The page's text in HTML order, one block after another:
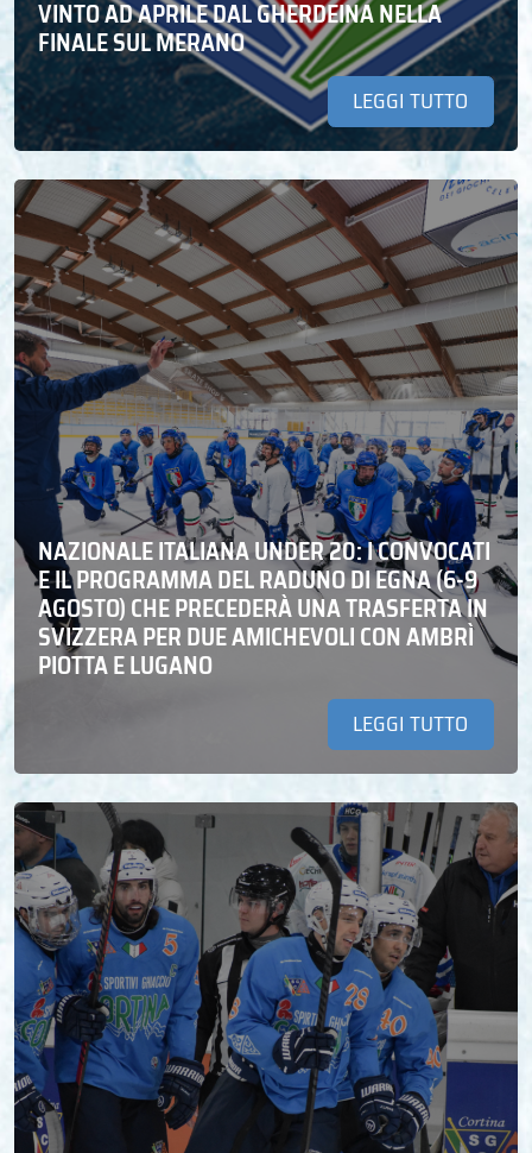
VINTO AD APRILE DAL GHERDEINA NELLA
FINALE SUL MERANO
LEGGI TUTTO
NAZIONALE ITALIANA UNDER 20: I CONVOCATI
E IL PROGRAMMA DEL RADUNO DI EGNA (6-9
AGOSTO) CHE PRECEDERÀ UNA TRASFERTA IN
SVIZZERA PER DUE AMICHEVOLI CON AMBRÌ
PIOTTA E LUGANO
LEGGI TUTTO